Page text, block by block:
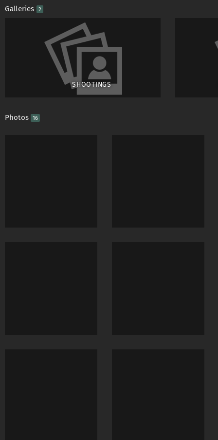
gewerblicher und
Der Vertrag wird
Die Studiomiete ist
Galleries 2
SHOOTINGS
Photos 16